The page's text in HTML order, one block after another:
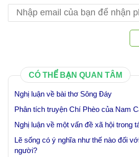
CÓ THỂ BẠN QUAN TÂM
Nghị luận về bài thơ Sông Đáy
Phân tích truyện Chí Phèo của Nam
Nghị luận về một vấn đề xã hội trong
Lẽ sống có ý nghĩa như thế nào đối
người?